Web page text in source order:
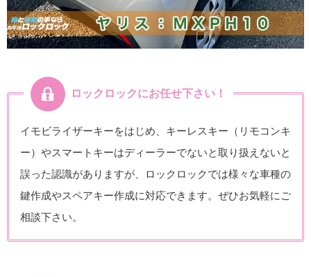
ロックロックにお任せ下さい！
イモビライザーキーをはじめ、キーレスキー（リモコンキ
ー）やスマートキーはディーラーでないと取り扱えないと
誤った認識がありますが、ロックロックでは様々な車種の
鍵作成やスペアキー作成に対応できます。ぜひお気軽にご
相談下さい。